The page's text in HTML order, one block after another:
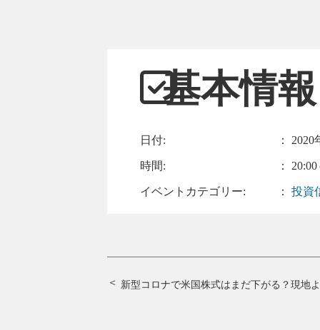
基本情報
日付: ： 2020
時間: ：
イベントカテゴリー: ：投資
新型コロナで米国株式はまだ下がる？現地